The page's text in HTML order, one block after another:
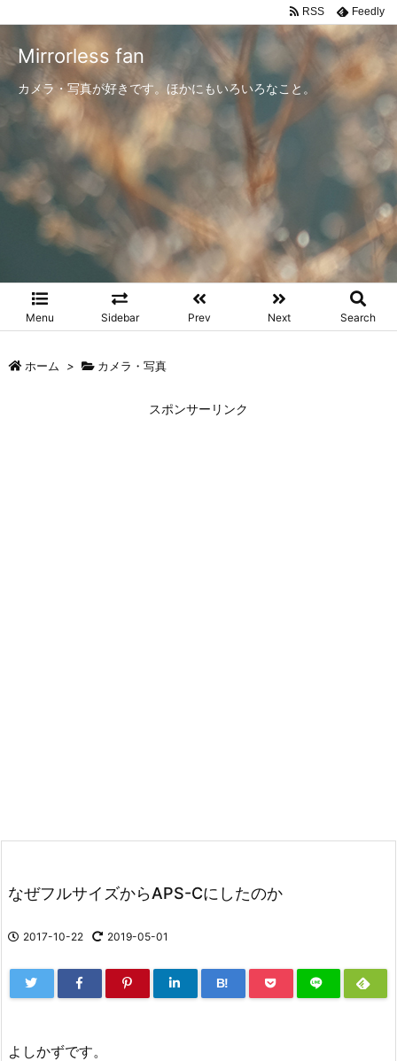
Mirrorless fan
カメラ・写真が好きです。ほかにもいろいろなこと。
Menu Sidebar Prev Next Search
RSS Feedly
ホーム > カメラ・写真
スポンサーリンク
なぜフルサイズからAPS-Cにしたのか
2017-10-22 2019-05-01
B!
よしかずです。